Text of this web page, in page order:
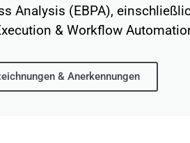
Analysis (EBPA),
& Workflow
& Anerkennungen